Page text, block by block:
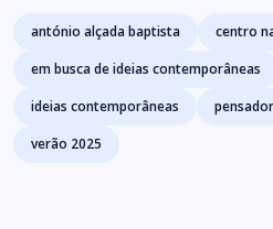
Tags
antónio alçada baptista centro
em busca de ideias contemporâneas
ideias contemporâneas
verão 2025